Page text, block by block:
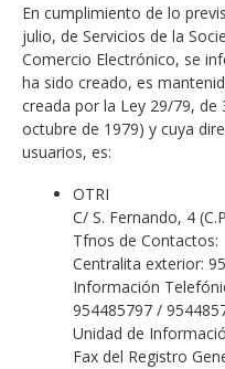
En cumplimiento de lo
julio, de Servicios de la
Comercio Electrónico, se
ha sido creado, es
creada por la Ley 29/79, de
octubre de 1979) y cuya
usuarios, es:
OTRI
C/ S. Fernando, 4
Tfnos de Contactos:
Centralita exterior:
Información
954485797 /
Unidad de
Fax del Registro